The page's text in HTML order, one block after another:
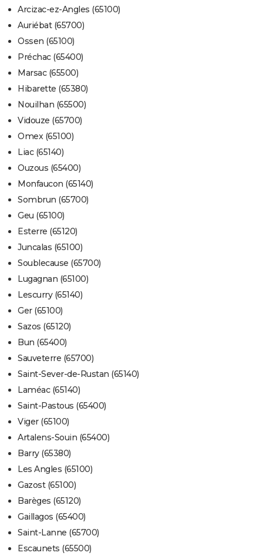
Arcizac-ez-Angles (65100)
Auriébat (65700)
Ossen (65100)
Préchac (65400)
Marsac (65500)
Hibarette (65380)
Nouilhan (65500)
Vidouze (65700)
Omex (65100)
Liac (65140)
Ouzous (65400)
Monfaucon (65140)
Sombrun (65700)
Geu (65100)
Esterre (65120)
Juncalas (65100)
Soublecause (65700)
Lugagnan (65100)
Lescurry (65140)
Ger (65100)
Sazos (65120)
Bun (65400)
Sauveterre (65700)
Saint-Sever-de-Rustan (65140)
Laméac (65140)
Saint-Pastous (65400)
Viger (65100)
Artalens-Souin (65400)
Barry (65380)
Les Angles (65100)
Gazost (65100)
Barèges (65120)
Gaillagos (65400)
Saint-Lanne (65700)
Escaunets (65500)